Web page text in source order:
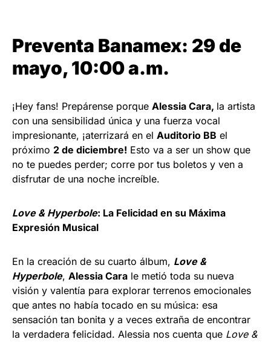
Preventa Banamex: 29 de
mayo, 10:00 a.m.
¡Hey fans! Prepárense porque Alessia Cara, la artista
con una sensibilidad única y una fuerza vocal
impresionante, ¡aterrizará en el Auditorio BB el
próximo 2 de diciembre! Esto va a ser un show que
no te puedes perder; corre por tus boletos y ven a
disfrutar de una noche increíble.
Love & Hyperbole: La Felicidad en su Máxima
Expresión Musical
En la creación de su cuarto álbum, Love &
Hyperbole, Alessia Cara le metió toda su nueva
visión y valentía para explorar terrenos emocionales
que antes no había tocado en su música: esa
sensación tan bonita y a veces extraña de encontrar
la verdadera felicidad. Alessia nos cuenta que Love &